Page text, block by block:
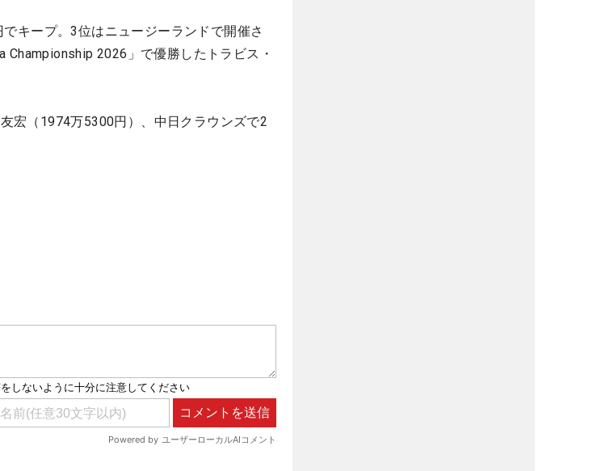
キープ。3位はニュージーランドで開催さ
2026」で優勝したトラビス・
宏（1974万5300円）、中日クラウンズで2